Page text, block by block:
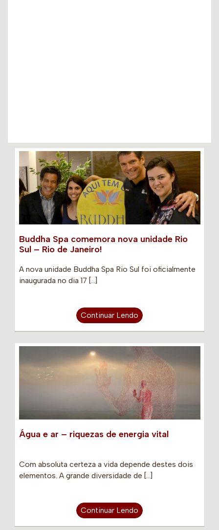
Buddha Spa comemora nova unidade Rio
Sul – Rio de Janeiro!
A nova unidade Buddha Spa Rio Sul foi oficialmente
inaugurada no dia 17 […]
Continuar Lendo
Água e ar – riquezas de energia vital
Com absoluta certeza a vida depende destes dois
elementos. A grande diversidade de […]
Continuar Lendo